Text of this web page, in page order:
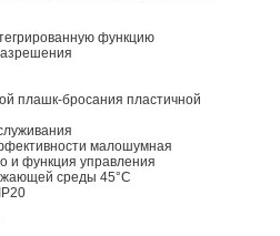
функцию
плашк-бросания пластичной
малошумная
и функция управления
среды 45°C